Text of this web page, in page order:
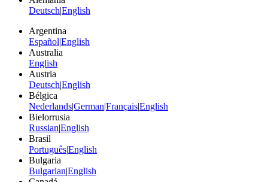
Deutsch|English
Argentina
Español|English
Australia
English
Austria
Deutsch|English
Bélgica
Nederlands|German|Français|English
Bielorrusia
Russian|English
Brasil
Português|English
Bulgaria
Bulgarian|English